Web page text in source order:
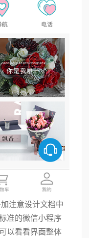
注意设计文档中
准的微信小程序
以看看界面整体